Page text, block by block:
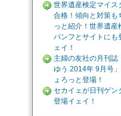
世界遺産検定マイス
合格！傾向と対策も
っと紹介！世界遺産
パンフとサイトにも
ェイ！
主婦の友社の月刊誌
ゆう 2014年 9月号
ょろっと登場！
セカイェが日刊ゲン
登場イェイ！